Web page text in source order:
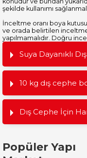
şekilde kullanımı
İnceltme oranı boya
ve orada belirtilen
yapılmamalıdır. Doğru
Suya Dayanıklı
10 kg dış cephe
Dış Cephe İçin
Popüler Yapı